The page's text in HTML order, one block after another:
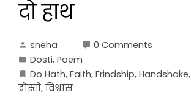
दो हाथ
sneha
0 Comments
Dosti, Poem
Do Hath, Faith, Frindship, Handshake,
दोस्ती, विश्वास